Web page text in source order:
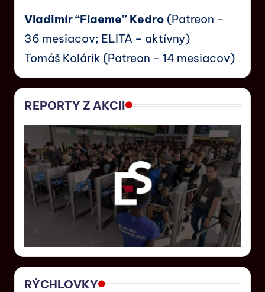
Vladimír “Flaeme” Kedro (Patreon –
36 mesiacov; ELITA – aktívny)
Tomáš Kolárik (Patreon – 14 mesiacov)
REPORTY Z AKCII
RÝCHLOVKY